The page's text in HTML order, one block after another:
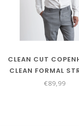
CLEAN CUT
CLEAN FORMAL
SHIRT L/S
€89,99